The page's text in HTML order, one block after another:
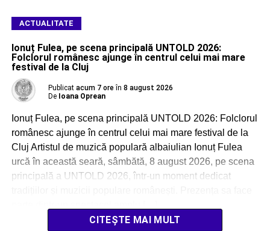
ACTUALITATE
Ionuț Fulea, pe scena principală UNTOLD 2026:
Folclorul românesc ajunge în centrul celui mai mare
festival de la Cluj
Publicat acum 7 ore în 8 august 2026
De Ioana Oprean
Ionuț Fulea, pe scena principală UNTOLD 2026: Folclorul
românesc ajunge în centrul celui mai mare festival de la
Cluj Artistul de muzică populară albaiulian Ionuț Fulea
urcă în această seară, sâmbătă, 8 august 2026, pe scena
principală a UNTOLD 2026, într-un moment dedicat
CITEȘTE MAI MULT